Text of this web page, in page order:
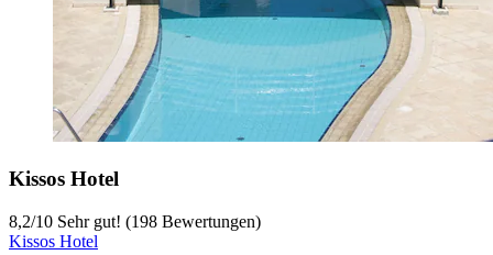
Kissos Hotel
8,2/10 Sehr gut! (198 Bewertungen)
Kissos Hotel